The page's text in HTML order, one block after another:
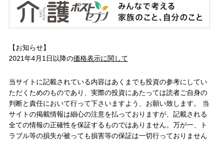
【お知らせ】
2021年4月1日以降の価格表示に関して
当サイトに記載されている内容はあくまでも投資の参考にしてい
ただくためのものであり、実際の投資にあたっては読者ご自身の
判断と責任において行って下さいますよう、お願い致します。 当
サイトの掲載情報は細心の注意を払っておりますが、記載される
全ての情報の正確性を保証するものではありません。万が一、ト
ラブル等の損失が被っても損害等の保証は一切行っておりません